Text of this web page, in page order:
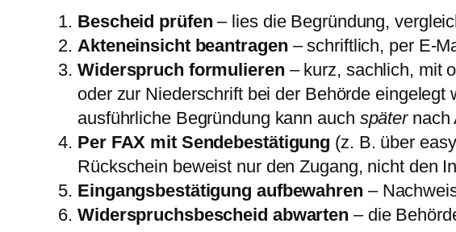
Bescheid prüfen – lies die Begründung,
Akteneinsicht beantragen – schriftlich, per E-
Widerspruch formulieren – kurz, sachlich, mit
oder zur Niederschrift bei der Behörde
ausführliche Begründung kann auch späternach
Per FAX mit Sendebestätigung (z. B. über
Rückschein beweist nur den Zugang, nicht den
Eingangsbestätigung aufbewahren –
Widerspruchsbescheid abwarten – die